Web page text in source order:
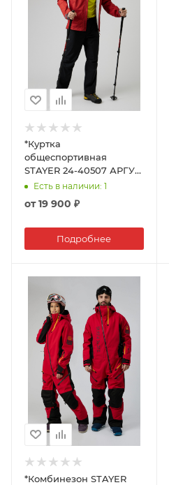
*Куртка
общеспортивная
STAYER 24-40507 АРГУТ
муж.Есть в наличии: 1
от19 900 ₽
Подробнее
*Комбинезон STAYER